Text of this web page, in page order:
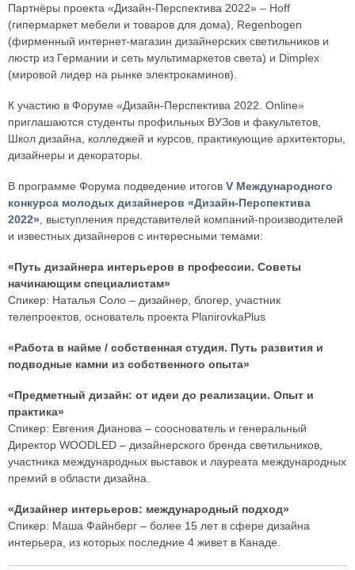
Партнёры проекта «Дизайн-Перспектива 2022» – Hoff
(гипермаркет мебели и товаров для дома), Regenbogen
(фирменный интернет-магазин дизайнерских светильников и
люстр из Германии и сеть мультимаркетов света) и Dimplex
(мировой лидер на рынке электрокаминов).
К участию в Форуме «Дизайн-Перспектива 2022. Online»
приглашаются студенты профильных ВУЗов и факультетов,
Школ дизайна, колледжей и курсов, практикующие архитекторы,
дизайнеры и декораторы.
В программе Форума подведение итогов V Международного
конкурса молодых дизайнеров «Дизайн-Перспектива
2022» , выступления представителей компаний-производителей
и известных дизайнеров с интересными темами:
«Путь дизайнера интерьеров в профессии. Советы
начинающим специалистам»
Спикер: Наталья Соло – дизайнер, блогер, участник
телепроектов, основатель проекта PlanirovkaPlus
«Работа в найме / собственная студия. Путь развития и
подводные камни из собственного опыта»
«Предметный дизайн: от идеи до реализации. Опыт и
практика»
Спикер: Евгения Дианова – сооснователь и генеральный
Директор WOODLED – дизайнерского бренда светильников,
участника международных выставок и лауреата международных
премий в области дизайна.
«Дизайнер интерьеров: международный подход»
Спикер: Маша Файнберг – более 15 лет в сфере дизайна
интерьера, из которых последние 4 живет в Канаде.